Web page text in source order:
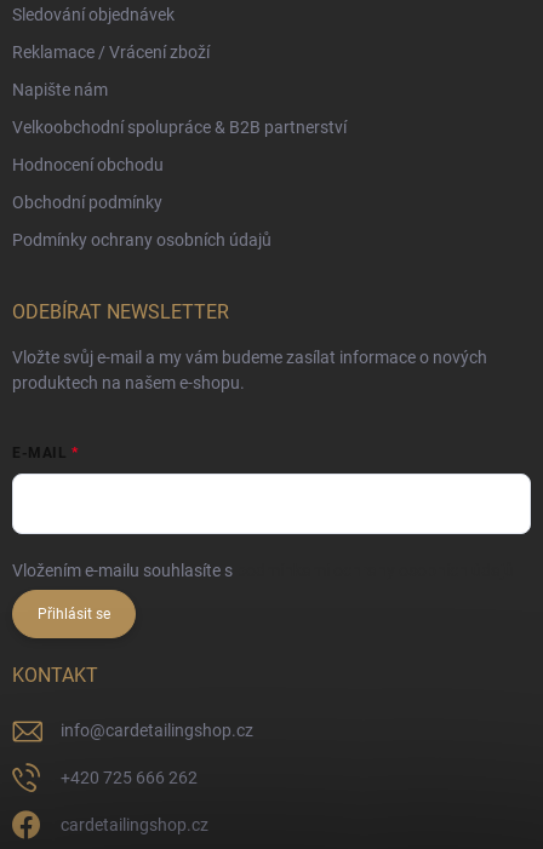
Sledování objednávek
Reklamace / Vrácení zboží
Napište nám
Velkoobchodní spolupráce & B2B partnerství
Hodnocení obchodu
Obchodní podmínky
Podmínky ochrany osobních údajů
ODEBÍRAT NEWSLETTER
Vložte svůj e-mail a my vám budeme zasílat informace o nových
produktech na našem e-shopu.
E-MAIL
Vložením e-mailu souhlasíte s
Přihlásit se
KONTAKT
info@cardetailingshop.cz
+420 725 666 262
cardetailingshop.cz